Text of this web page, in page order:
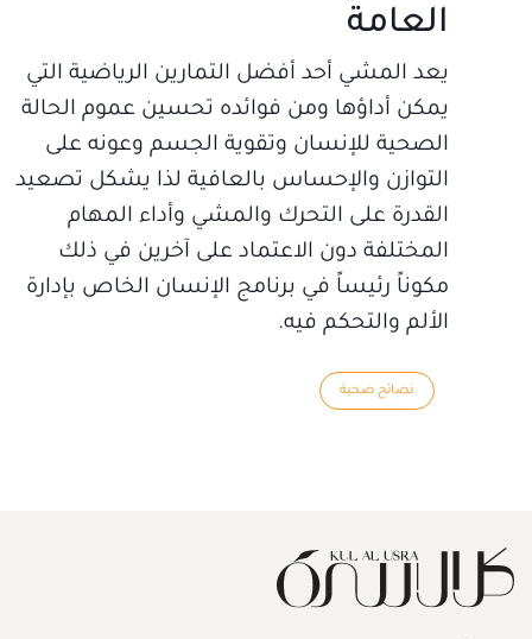
العامة
يعد المشي أحد أفضل التمارين الرياضية التي
يمكن أداؤها ومن فوائده تحسين عموم الحالة
الصحية للإنسان وتقوية الجسم وعونه على
التوازن والإحساس بالعافية لذا يشكل تصعيد
القدرة على التحرك والمشي وأداء المهام
المختلفة دون الاعتماد على آخرين في ذلك
مكوناً رئيساً في برنامج الإنسان الخاص بإدارة
الألم والتحكم فيه.
نصائح صحية